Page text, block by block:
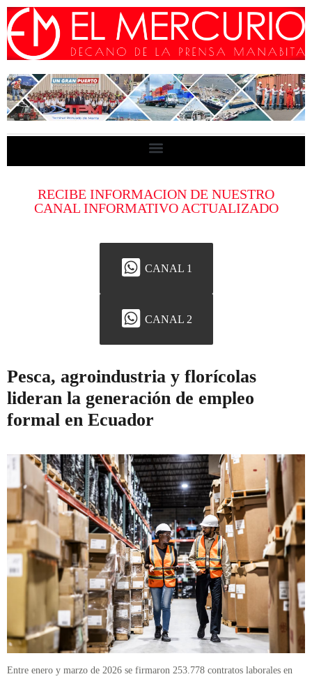
RECIBE INFORMACION DE NUESTRO
CANAL INFORMATIVO ACTUALIZADO
CANAL 1
CANAL 2
Pesca, agroindustria y florícolas
lideran la generación de empleo
formal en Ecuador
Entre enero y marzo de 2026 se firmaron 253.778 contratos laborales en